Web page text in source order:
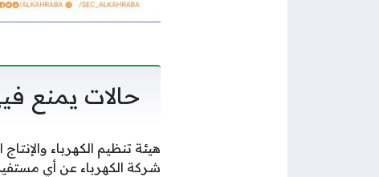
حالات يمنع
هيئة تنظيم الكهرباء
شركة الكهرباء عن أي